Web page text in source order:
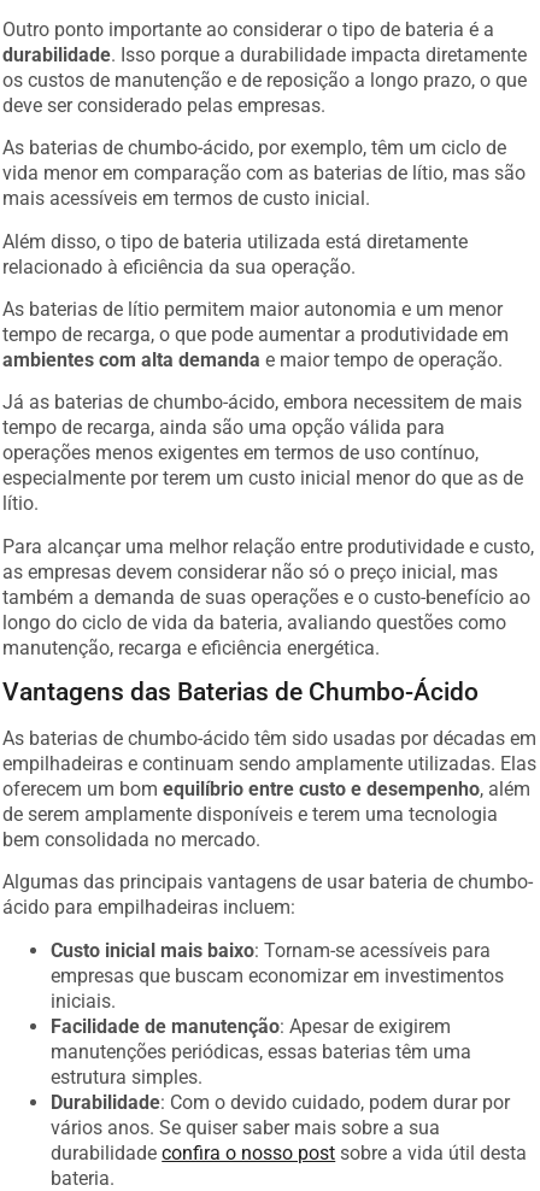
Outro ponto importante ao considerar o tipo de bateria é a
durabilidade. Isso porque a durabilidade impacta diretamente
os custos de manutenção e de reposição a longo prazo, o que
deve ser considerado pelas empresas.
As baterias de chumbo-ácido, por exemplo, têm um ciclo de
vida menor em comparação com as baterias de lítio, mas são
mais acessíveis em termos de custo inicial.
Além disso, o tipo de bateria utilizada está diretamente
relacionado à eficiência da sua operação.
As baterias de lítio permitem maior autonomia e um menor
tempo de recarga, o que pode aumentar a produtividade em
ambientes com alta demanda e maior tempo de operação.
Já as baterias de chumbo-ácido, embora necessitem de mais
tempo de recarga, ainda são uma opção válida para
operações menos exigentes em termos de uso contínuo,
especialmente por terem um custo inicial menor do que as de
lítio.
Para alcançar uma melhor relação entre produtividade e custo,
as empresas devem considerar não só o preço inicial, mas
também a demanda de suas operações e o custo-benefício ao
longo do ciclo de vida da bateria, avaliando questões como
manutenção, recarga e eficiência energética.
Vantagens das Baterias de Chumbo-Ácido
As baterias de chumbo-ácido têm sido usadas por décadas em
empilhadeiras e continuam sendo amplamente utilizadas. Elas
oferecem um bomequilíbrio entre custo e desempenho, além
de serem amplamente disponíveis e terem uma tecnologia
bem consolidada no mercado.
Algumas das principais vantagens de usar bateria de chumbo-
ácido para empilhadeiras incluem:
Custo inicial mais baixo: Tornam-se acessíveis para
empresas que buscam economizar em investimentos
iniciais.
Facilidade de manutenção: Apesar de exigirem
manutenções periódicas, essas baterias têm uma
estrutura simples.
Durabilidade: Com o devido cuidado, podem durar por
vários anos. Se quiser saber mais sobre a sua
durabilidadeconfira o nosso post sobre a vida útil desta
bateria.